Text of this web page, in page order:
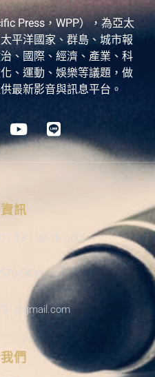
Press，WPP），為亞太
平洋國家、群島、城市報
、國際、經濟、產業、科
、運動、娛樂等議題，做
最新影音與訊息平台。
訊
；13：30-18：00
5439
們